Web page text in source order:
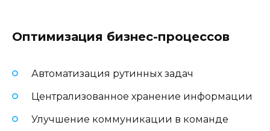
Оптимизация бизнес-процессов
Автоматизация рутинных задач
Централизованное хранение информации
Улучшение коммуникации в команде